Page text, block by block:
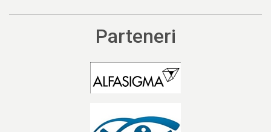
Parteneri